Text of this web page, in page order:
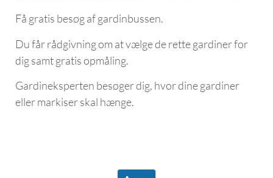
Få gratis besøg af gardinbussen.
Du får rådgivning om at vælge de rette gardiner for
dig samt gratis opmåling.
Gardineksperten besøger dig, hvor dine gardiner
eller markiser skal hænge.